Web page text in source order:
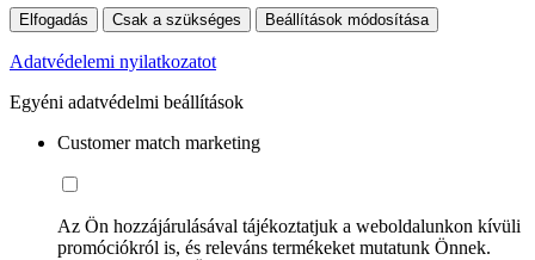
Elfogadás Csak a szükséges Beállítások módosítása
Adatvédelemi nyilatkozatot
Egyéni adatvédelmi beállítások
Customer match marketing
Az Ön hozzájárulásával tájékoztatjuk a weboldalunkon kívüli
promóciókról is, és releváns termékeket mutatunk Önnek.